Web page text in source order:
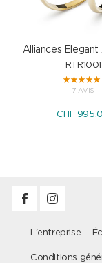
Alliances
RTR1001
7 AVIS
CHF
L'entreprise
Conditions